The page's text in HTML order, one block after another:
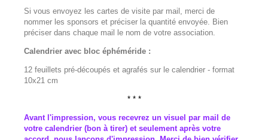
Si vous envoyez les cartes de visite par mail, merci de
nommer les sponsors et préciser la quantité envoyée. Bien
préciser dans chaque mail le nom de votre association.
Calendrier avec bloc éphéméride :
12 feuillets pré-découpés et agrafés sur le calendrier - format
10x21 cm
* * *
Avant l'impression, vous recevrez un visuel par mail de
votre calendrier (bon à tirer) et seulement après votre